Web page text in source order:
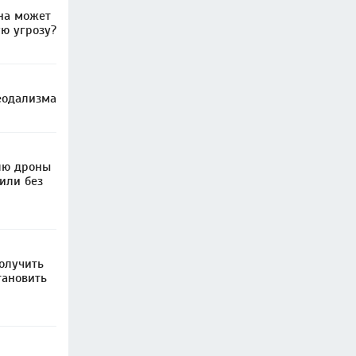
может
угрозу?
дроны
без